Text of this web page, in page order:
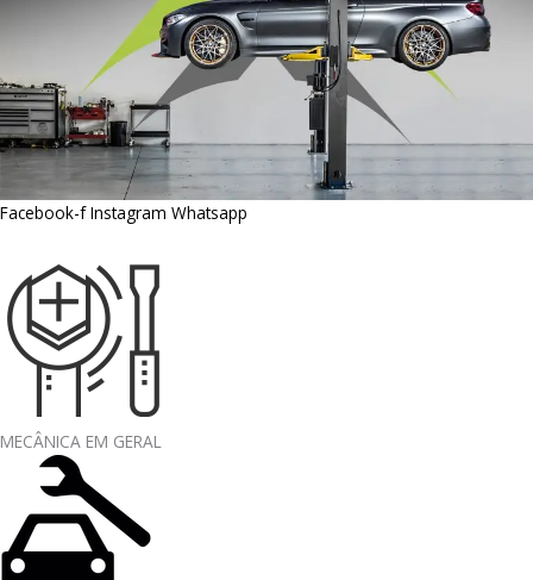
Facebook-fInstagram Whatsapp
MECÂNICA EM GERAL